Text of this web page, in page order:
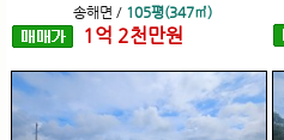
송해면 / 105평(347㎡)
1 억 2천만원